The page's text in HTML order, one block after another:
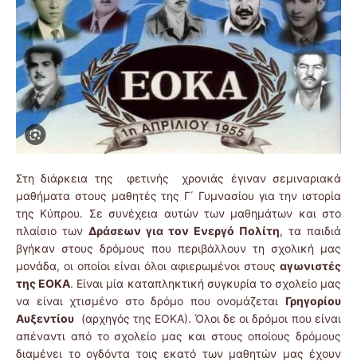
Στη διάρκεια της φετινής χρονιάς έγιναν σεμιναριακά
μαθήματα στους μαθητές της Γ΄ Γυμνασίου για την ιστορία
της Κύπρου. Σε συνέχεια αυτών των μαθημάτων και στο
πλαίσιο των Δράσεων για τον Ενεργό Πολίτη, τα παιδιά
βγήκαν στους δρόμους που περιβάλλουν τη σχολική μας
μονάδα, οι οποίοι είναι όλοι αφιερωμένοι στους αγωνιστές
της ΕΟΚΑ. Είναι μία καταπληκτική συγκυρία το σχολείο μας
να είναι χτισμένο στο δρόμο που ονομάζεται Γρηγορίου
Αυξεντίου (αρχηγός της ΕΟΚΑ). Όλοι δε οι δρόμοι που είναι
απέναντι από το σχολείο μας και στους οποίους δρόμους
διαμένει το ογδόντα τοις εκατό των μαθητών μας έχουν